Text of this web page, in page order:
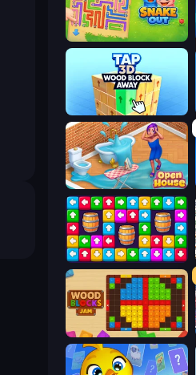
Snake Out: Maze Escape
Open House
Tap Away Story
Wood Blocks Jam